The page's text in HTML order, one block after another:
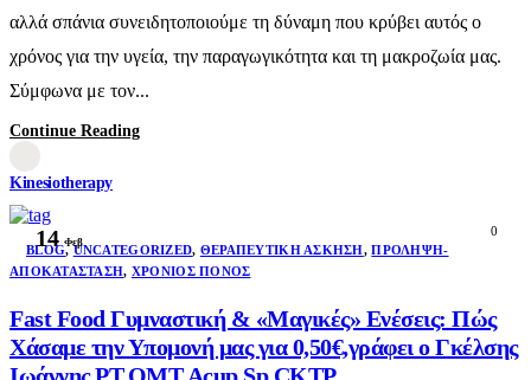
αλλά σπάνια συνειδητοποιούμε τη δύναμη που κρύβει αυτός ο
χρόνος για την υγεία, την παραγωγικότητα και τη μακροζωία μας.
Σύμφωνα με τον...
Continue Reading
Kinesiotherapy
14 Φεβ
0
BLOG,UNCATEGORIZED, ΘΕΡΑΠΕΥΤΙΚΉ ΆΣΚΗΣΗ,ΠΡΌΛΗΨΗ-
ΑΠΟΚΑΤΆΣΤΑΣΗ, ΧΡΌΝΙΟΣ ΠΌΝΟΣ
Fast Food Γυμναστική & «Μαγικές» Ενέσεις: Πώς
Χάσαμε την Υπομονή μας για 0,50€,γράφει ο Γκέλσης